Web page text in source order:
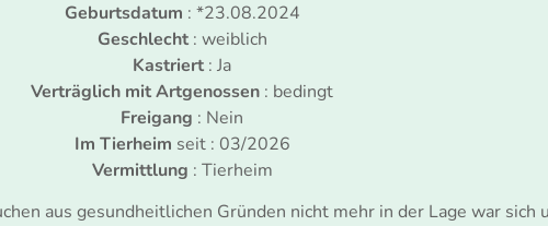
Geburtsdatum : *23.08.2024
Geschlecht: weiblich
Kastriert : Ja
Verträglich mit Artgenossen : bedingt
Freigang : Nein
Im Tierheim seit : 03/2026
Vermittlung : Tierheim
aus gesundheitlichen Gründen nicht mehr in der Lage war sich